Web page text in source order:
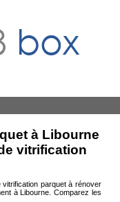
box
à Libourne
vitrification
parquet à rénover
à Libourne. Comparez les